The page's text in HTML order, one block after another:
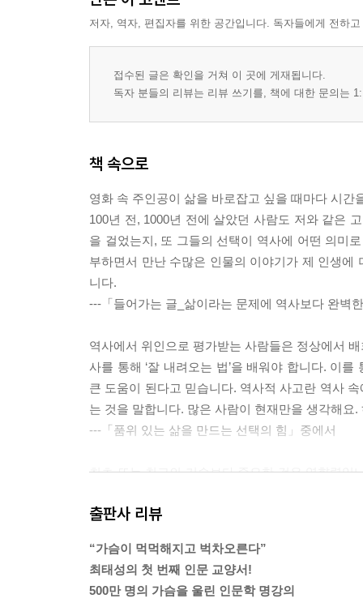
저자, 역자, 편집자를 위한 공간입니다. 독자들에게 전하
접수된 글은 확인을 거쳐 이 곳에 게재됩니다.
독자 분들의 리뷰는 리뷰 쓰기를, 책에 대한 문의는
책 속으로
영화 속 주인공이 삶을 바로잡고 싶을 때마다 시
100년 전, 1000년 전에 살았던 사람도 저와 같은
을 걸었는지, 또 그들의 선택이 역사에 어떤 의미
부하면서 만난 수많은 인물의 이야기가 제 인생
니다.
---「들어가는 글_삶이라는 문제에 역사보다 완벽
역사에서 위인으로 평가받는 사람들은 정상에서
사를 통해 ‘잘 내려오는 법’을 배워야 합니다. 이
큰 도움이 된다고 믿습니다. 역사적 사고란 역사
는 것을 말합니다. 많은 사람이 현재만을 생각해
---「품위 있는 삶을 만드는 선택의 힘」중에서
최초 또는 최고의 기술보다 중요한 것은 영향력입
는 행위는 결국 역사에 큰 자취를 남길 수밖에
나 창의력을 말하면 사람들은 자꾸 전에 없던 새
으면 널리 쓰이지 않습니다.
---「창조 : 세상을 바꾸는 생각의 조건」중에서
출판사 리뷰
“가슴이 먹먹해지고 벅차오른다”
최태성의 첫 번째 인문 교양서!
500만 명의 가슴을 울린 인문학 명강의